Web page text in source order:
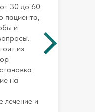
30 до 60
пациента,
и
из
на
лечение и